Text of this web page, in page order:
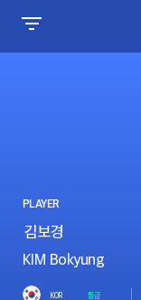
PLAYER
KIM Bokyung
KOR 등급